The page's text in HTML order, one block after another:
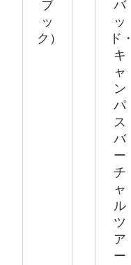
ブ
ッ
ク）
バ
ッ
ド・
キ
ャ
ン
パ
ス
バ
ー
チ
ャ
ル
ツ
ア
ー